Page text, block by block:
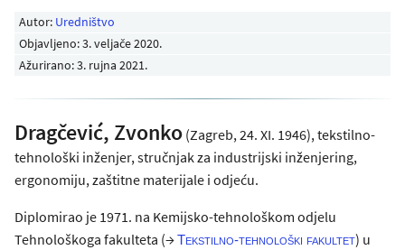
Autor: Uredništvo
Objavljeno:3. veljače 2020.
Ažurirano: 3. rujna 2021.
Dragčević, Zvonko (Zagreb, 24. XI. 1946), tekstilno-
tehnološki inženjer, stručnjak za industrijski inženjering,
ergonomiju, zaštitne materijale i odjeću.
Diplomirao je 1971. na Kemijsko-tehnološkom odjelu
Tehnološkoga fakulteta (→Tekstilno-tehnološki fakultet) u